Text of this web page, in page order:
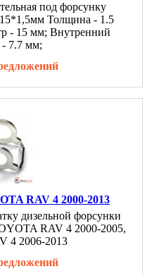
под форсунку
Толщина - 1.5
- 15 мм; Внутренний
- 7.7 мм;
RAV 4 2000-2013
дизельной форсунки
RAV 4 2000-2005,
4 2006-2013